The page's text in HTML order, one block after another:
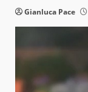
Gianluca Pace